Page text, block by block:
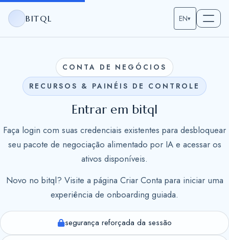
BITQL EN▾
CONTA DE NEGÓCIOS
RECURSOS & PAINÉIS DE CONTROLE
Entrar em bitql
Faça login com suas credenciais existentes para desbloquear
seu pacote de negociação alimentado por IA e acessar os
ativos disponíveis.
Novo no bitql? Visite a página Criar Conta para iniciar uma
experiência de onboarding guiada.
segurança reforçada da sessão